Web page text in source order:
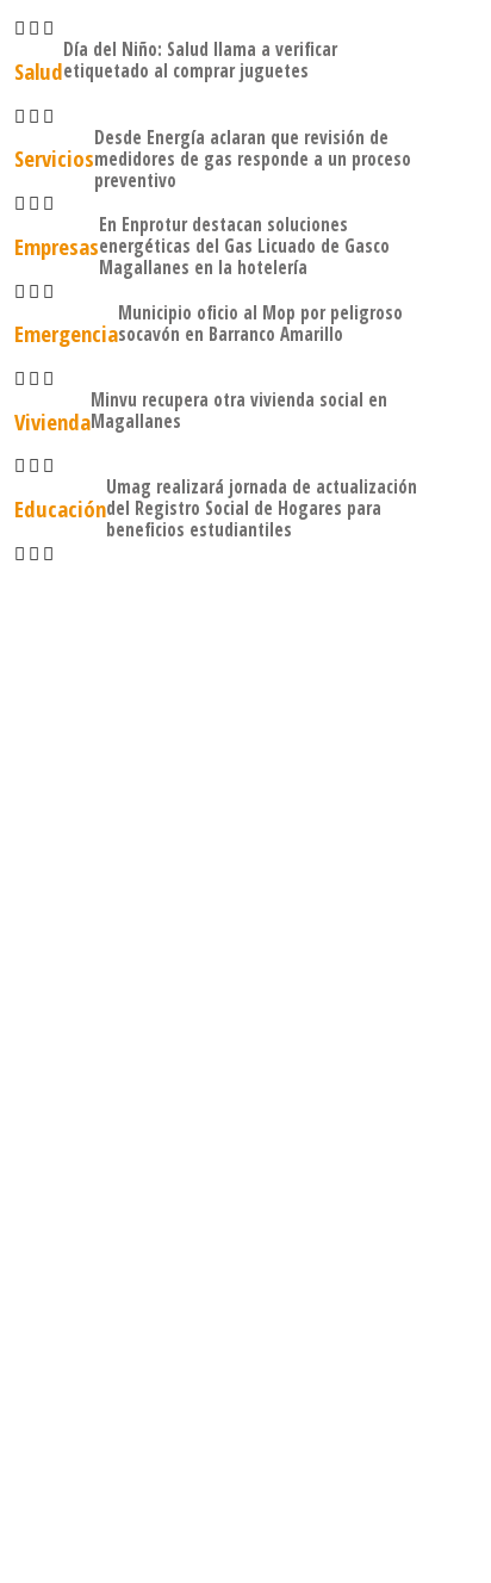
Salud
Día del Niño: Salud llama a verificar
etiquetado al comprar juguetes
Servicios
Desde Energía aclaran que revisión de
medidores de gas responde a un proceso
preventivo
Empresas
En Enprotur destacan soluciones
energéticas del Gas Licuado de Gasco
Magallanes en la hotelería
Emergencia
Municipio oficio al Mop por peligroso
socavón en Barranco Amarillo
Vivienda
Minvu recupera otra vivienda social en
Magallanes
Educación
Umag realizará jornada de actualización
del Registro Social de Hogares para
beneficios estudiantiles